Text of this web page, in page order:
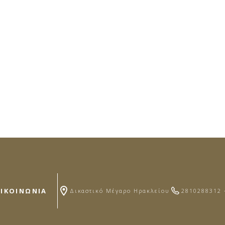
Δικαστικό Μέγαρο Ηρακλείου 2810288312